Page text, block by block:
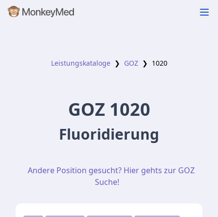
Leistungskataloge ❯ GOZ ❯ 1020
GOZ 1020
Fluoridierung
Andere Position gesucht? Hier gehts zur GOZ
Suche!